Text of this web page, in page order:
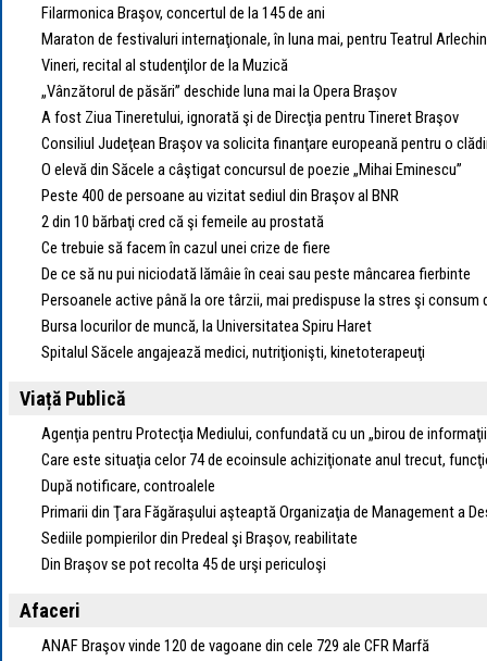
Filarmonica Braşov, concertul de la 145 de ani
Maraton de festivaluri internaţionale, în luna mai, pentru Teatrul
Vineri, recital al studenţilor de la Muzică
„Vânzătorul de păsări” deschide luna mai la Opera Braşov
A fost Ziua Tineretului, ignorată şi de Direcţia pentru Tineret Braşov
Consiliul Judeţean Braşov va solicita finanţare europeană pentru o
O elevă din Săcele a câştigat concursul de poezie „Mihai Eminescu”
Peste 400 de persoane au vizitat sediul din Braşov al BNR
2 din 10 bărbaţi cred că şi femeile au prostată
Ce trebuie să facem în cazul unei crize de fiere
De ce să nu pui niciodată lămâie în ceai sau peste mâncarea fierbinte
Persoanele active până la ore târzii, mai predispuse la stres şi consum
Bursa locurilor de muncă, la Universitatea Spiru Haret
Spitalul Săcele angajează medici, nutriţionişti, kinetoterapeuţi
Viață Publică
Agenţia pentru Protecţia Mediului, confundată cu un „birou de
Care este situaţia celor 74 de ecoinsule achiziţionate anul trecut,
După notificare, controalele
Primarii din Ţara Făgăraşului aşteaptă Organizaţia de Management a
Sediile pompierilor din Predeal şi Braşov, reabilitate
Din Braşov se pot recolta 45 de urşi periculoşi
Afaceri
ANAF Braşov vinde 120 de vagoane din cele 729 ale CFR Marfă